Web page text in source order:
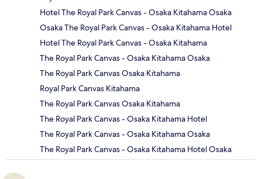
Hotel The Royal Park Canvas - Osaka Kitahama Osaka
Osaka The Royal Park Canvas - Osaka Kitahama Hotel
Hotel The Royal Park Canvas - Osaka Kitahama
The Royal Park Canvas - Osaka Kitahama Osaka
The Royal Park Canvas Osaka Kitahama
Royal Park Canvas Kitahama
The Royal Park Canvas Osaka Kitahama
The Royal Park Canvas - Osaka Kitahama Hotel
The Royal Park Canvas - Osaka Kitahama Osaka
The Royal Park Canvas - Osaka Kitahama Hotel Osaka